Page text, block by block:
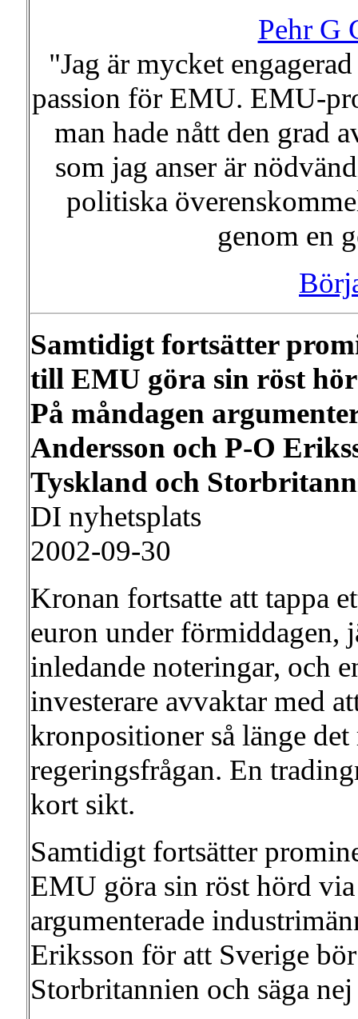
Pehr G
"Jag är mycket
passion för EMU. EMU-
man hade nått den grad
som jag anser är
politiska
genom en
Samtidigt fortsätter
till EMU göra sin röst
På måndagen
Andersson och P-O
Tyskland och
DI nyhetsplats
2002-09-30
Kronan fortsatte att tappa
euron under förmiddagen,
inledande noteringar, och
investerare avvaktar med
kronpositioner så länge
regeringsfrågan. En
kort sikt.
Samtidigt fortsätter
EMU göra sin röst hörd
argumenterade
Eriksson för att Sverige
Storbritannien och säga